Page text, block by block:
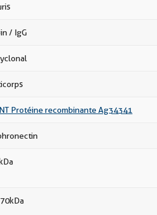
/ IgG
Protéine recombinante Ag34341